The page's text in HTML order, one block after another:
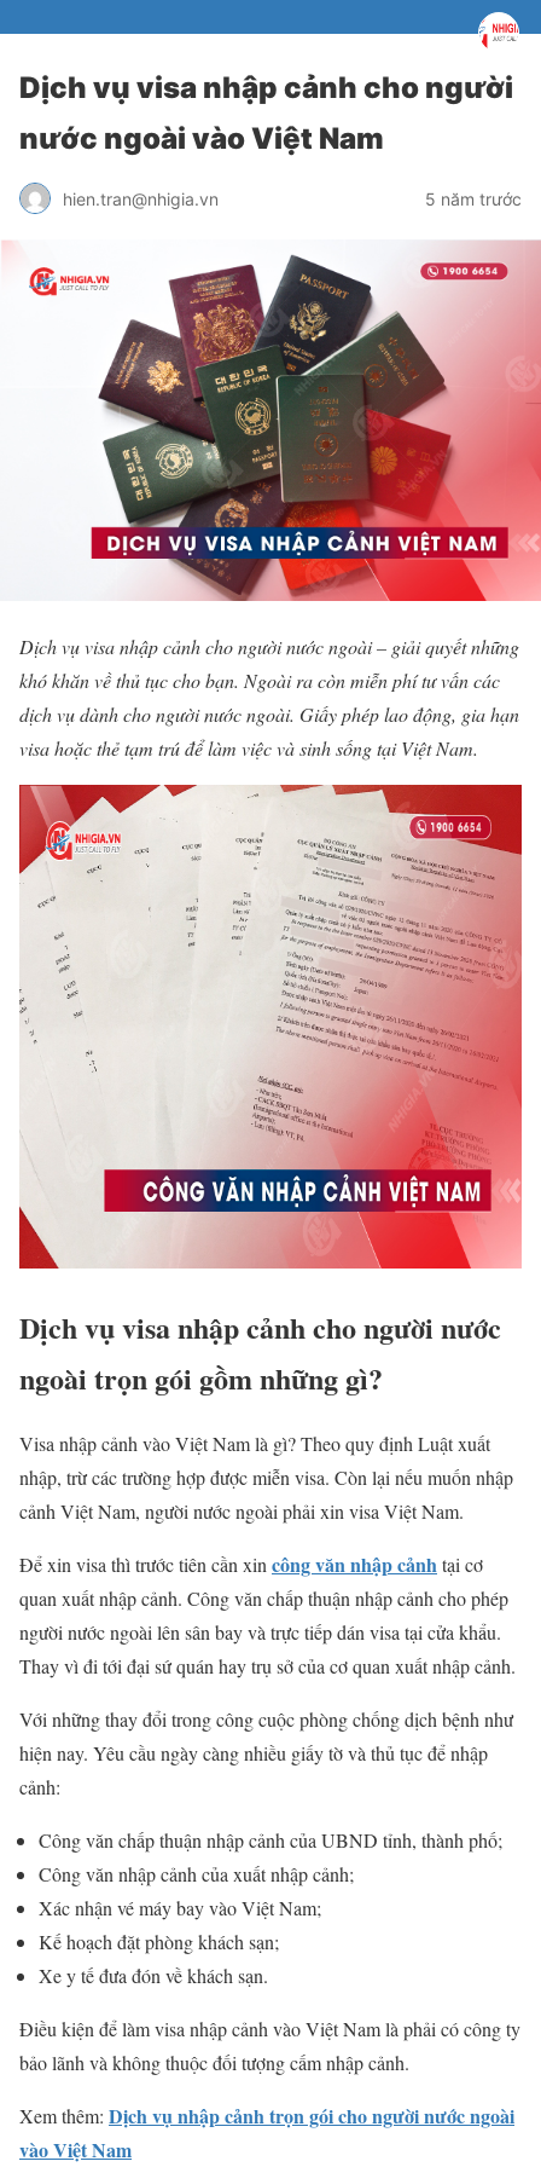
Dịch vụ visa nhập cảnh cho người
nước ngoài vào Việt Nam
hien.tran@nhigia.vn 5 năm trước
Dịch vụ visa nhập cảnh cho người nước ngoài – giải quyết những
khó khăn về thủ tục cho bạn. Ngoài ra còn miễn phí tư vấn các
dịch vụ dành cho người nước ngoài. Giấy phép lao động, gia hạn
visa hoặc thẻ tạm trú để làm việc và sinh sống tại Việt Nam.
Dịch vụ visa nhập cảnh cho người nước
ngoài trọn gói gồm những gì?
Visa nhập cảnh vào Việt Nam là gì? Theo quy định Luật xuất
nhập, trừ các trường hợp được miễn visa. Còn lại nếu muốn nhập
cảnh Việt Nam, người nước ngoài phải xin visa Việt Nam.
Để xin visa thì trước tiên cần xincông văn nhập cảnhtại cơ
quan xuất nhập cảnh. Công văn chấp thuận nhập cảnh cho phép
người nước ngoài lên sân bay và trực tiếp dán visa tại cửa khẩu.
Thay vì đi tới đại sứ quán hay trụ sở của cơ quan xuất nhập cảnh.
Với những thay đổi trong công cuộc phòng chống dịch bệnh như
hiện nay. Yêu cầu ngày càng nhiều giấy tờ và thủ tục để nhập
cảnh:
Công văn chấp thuận nhập cảnh của UBND tỉnh, thành phố;
Công văn nhập cảnh của xuất nhập cảnh;
Xác nhận vé máy bay vào Việt Nam;
Kế hoạch đặt phòng khách sạn;
Xe y tế đưa đón về khách sạn.
Điều kiện để làm visa nhập cảnh vào Việt Nam là phải có công ty
bảo lãnh và không thuộc đối tượng cấm nhập cảnh.
Xem thêm: Dịch vụ nhập cảnh trọn gói cho người nước ngoài
vào Việt Nam